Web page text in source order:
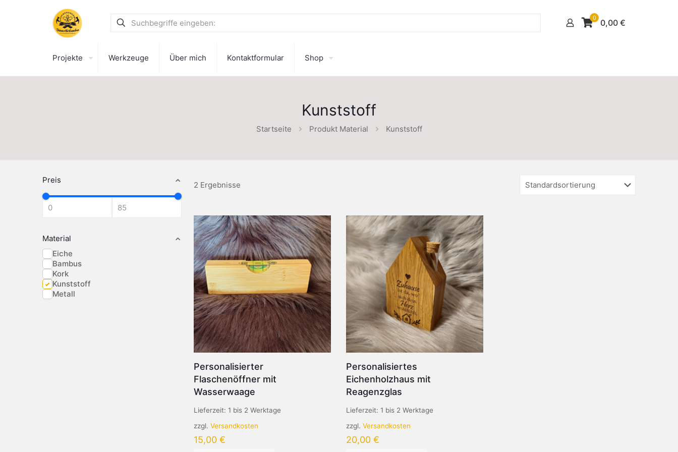
0 0,00 €
Projekte Werkzeuge Über mich Kontaktformular Shop
Kunststoff
Startseite Produkt Material Kunststoff
Preis
Material
Eiche
Bambus
Kork
Kunststoff
Metall
2 Ergebnisse
Personalisierter
Flaschenöffner mit
Wasserwaage
Lieferzeit: 1 bis 2 Werktage
zzgl. Versandkosten
15,00 €
Personalisiertes
Eichenholzhaus mit
Reagenzglas
Lieferzeit: 1 bis 2 Werktage
zzgl. Versandkosten
20,00 €